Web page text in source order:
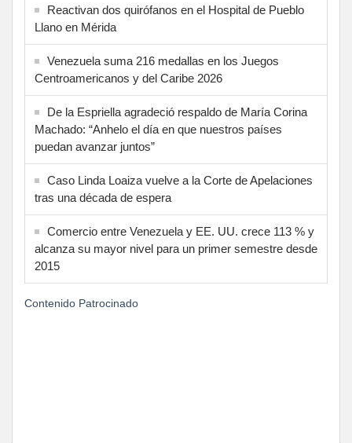
Reactivan dos quirófanos en el Hospital de Pueblo
Llano en Mérida
Venezuela suma 216 medallas en los Juegos
Centroamericanos y del Caribe 2026
De la Espriella agradeció respaldo de María Corina
Machado: “Anhelo el día en que nuestros países
puedan avanzar juntos”
Caso Linda Loaiza vuelve a la Corte de Apelaciones
tras una década de espera
Comercio entre Venezuela y EE. UU. crece 113 % y
alcanza su mayor nivel para un primer semestre desde
2015
Contenido Patrocinado